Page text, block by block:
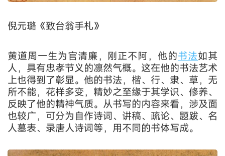
倪元璐《致台翁手札》
黄道周一生为官清廉，刚正不阿，他的书法如其
人，具有忠孝节义的凛然气概。这在他的书法艺术
上也得到了彰显。他的书法，楷、行、隶、草，无
所不能，花样多变，精妙之至缘于其学识、修养、
反映了他的精神气质。从书写的内容来看，涉及面
也较广，可分为自作诗词、讲稿、疏论、题跋、名
人墓表、录唐人诗词等，用不同的书体写成。